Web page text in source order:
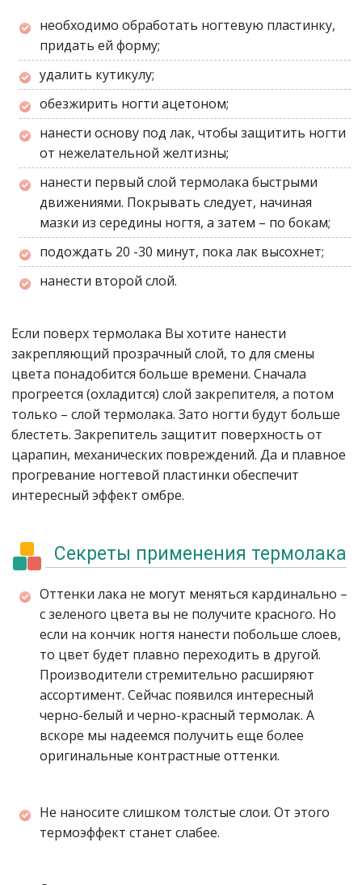
необходимо обработать ногтевую пластинку,
придать ей форму;
удалить кутикулу;
обезжирить ногти ацетоном;
нанести основу под лак, чтобы защитить ногти
от нежелательной желтизны;
нанести первый слой термолака быстрыми
движениями. Покрывать следует, начиная
мазки из середины ногтя, а затем – по бокам;
подождать 20 -30 минут, пока лак высохнет;
нанести второй слой.
Если поверх термолака Вы хотите нанести
закрепляющий прозрачный слой, то для смены
цвета понадобится больше времени. Сначала
прогреется (охладится) слой закрепителя, а потом
только – слой термолака. Зато ногти будут больше
блестеть. Закрепитель защитит поверхность от
царапин, механических повреждений. Да и плавное
прогревание ногтевой пластинки обеспечит
интересный эффект омбре.
Секреты применения термолака
Оттенки лака не могут меняться кардинально –
с зеленого цвета вы не получите красного. Но
если на кончик ногтя нанести побольше слоев,
то цвет будет плавно переходить в другой.
Производители стремительно расширяют
ассортимент. Сейчас появился интересный
черно-белый и черно-красный термолак. А
вскоре мы надеемся получить еще более
оригинальные контрастные оттенки.
Не наносите слишком толстые слои. От этого
термоэффект станет слабее.